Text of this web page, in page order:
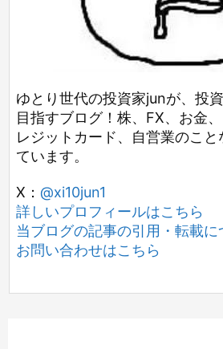
ゆとり世代の投資家junが、投
目指すブログ！株、FX、お金
レジットカード、自営業のこ
ています。
X： @xi10jun1
詳しいプロフィールはこちら
当ブログの記事の引用・転載に
お問い合わせはこちら